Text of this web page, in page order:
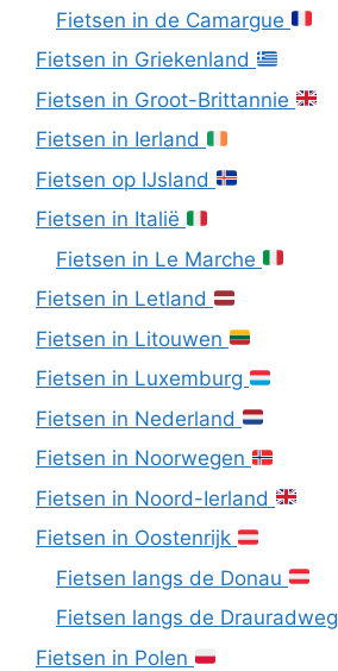
Fietsen in de Camargue
Fietsen in Griekenland
Fietsen in Groot-Brittannie
Fietsen in Ierland
Fietsen op IJsland
Fietsen in Italië
Fietsen in Le Marche
Fietsen in Letland
Fietsen in Litouwen
Fietsen in Luxemburg
Fietsen in Nederland
Fietsen in Noorwegen
Fietsen in Noord-Ierland
Fietsen in Oostenrijk
Fietsen langs de Donau
Fietsen langs de Drauradweg
Fietsen in Polen